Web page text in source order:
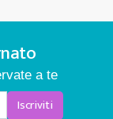
a te
Iscriviti